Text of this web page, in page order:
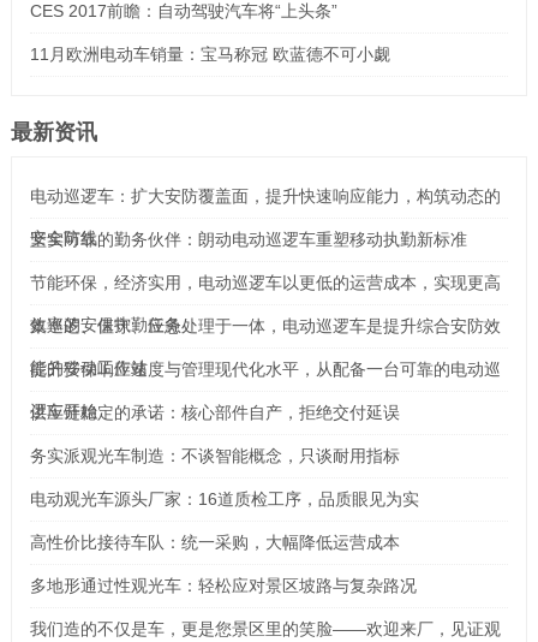
CES 2017前瞻：自动驾驶汽车将“上头条”
11月欧洲电动车销量：宝马称冠 欧蓝德不可小觑
最新资讯
电动巡逻车：扩大安防覆盖面，提升快速响应能力，构筑动态的
安全防线
坚实可靠的勤务伙伴：朗动电动巡逻车重塑移动执勤新标准
节能环保，经济实用，电动巡逻车以更低的运营成本，实现更高
效率的安保执勤任务
集巡逻、值守、应急处理于一体，电动巡逻车是提升综合安防效
能的移动工作站
提升安保响应速度与管理现代化水平，从配备一台可靠的电动巡
逻车开始
供应链稳定的承诺：核心部件自产，拒绝交付延误
务实派观光车制造：不谈智能概念，只谈耐用指标
电动观光车源头厂家：16道质检工序，品质眼见为实
高性价比接待车队：统一采购，大幅降低运营成本
多地形通过性观光车：轻松应对景区坡路与复杂路况
我们造的不仅是车，更是您景区里的笑脸——欢迎来厂，见证观